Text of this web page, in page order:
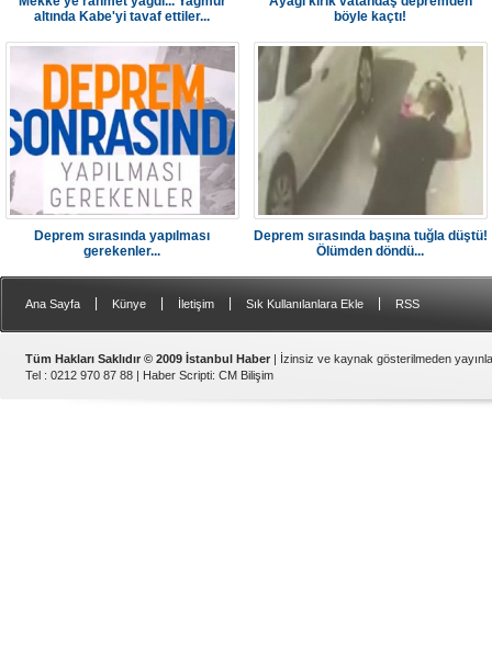
altında Kabe'yi tavaf ettiler...
böyle kaçtı!
Deprem sırasında yapılması
gerekenler...
Deprem sırasında başına tuğla düştü!
Ölümden döndü...
Ana Sayfa Künye İletişim Sık Kullanılanlara Ekle RSS
Tüm Hakları Saklıdır © 2009 İstanbul Haber | İzinsiz ve kaynak gösterilmeden
Tel : 0212 970 87 88 | Haber Scripti: CM Bilişim